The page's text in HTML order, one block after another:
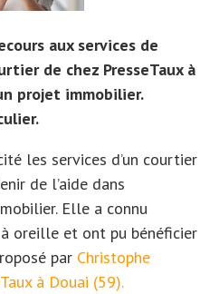
aux services de
de chez PresseTaux à
projet immobilier.
les services d’un courtier
de l’aide dans
Elle a connu
à oreille et ont pu bénéficier
par Christophe
à Douai (59).